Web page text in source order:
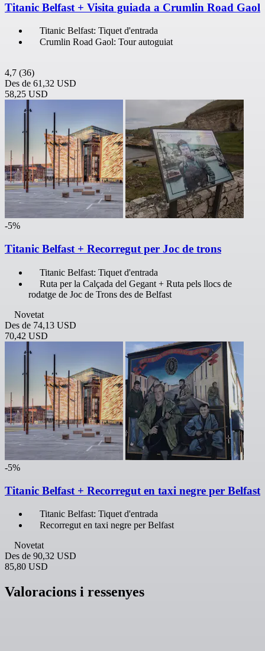
Titanic Belfast + Visita guiada a Crumlin Road Gaol
Titanic Belfast: Tiquet d'entrada
Crumlin Road Gaol: Tour autoguiat
4,7 (36)
Des de 61,32 USD
58,25 USD
-5%
Titanic Belfast + Recorregut per Joc de trons
Titanic Belfast: Tiquet d'entrada
Ruta per la Calçada del Gegant + Ruta pels llocs de
rodatge de Joc de Trons des de Belfast
Novetat
Des de 74,13 USD
70,42 USD
-5%
Titanic Belfast + Recorregut en taxi negre per Belfast
Titanic Belfast: Tiquet d'entrada
Recorregut en taxi negre per Belfast
Novetat
Des de 90,32 USD
85,80 USD
Valoracions i ressenyes